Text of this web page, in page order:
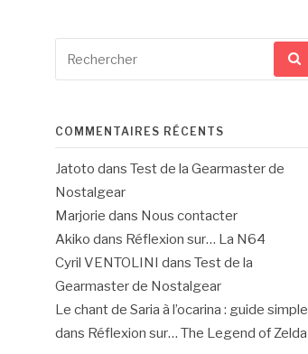
pour
COMMENTAIRES RÉCENTS
Jatoto dans Test de la Gearmaster de
Nostalgear
Marjorie dans Nous contacter
Akiko dans Réflexion sur… La N64
Cyril VENTOLINI dans Test de la
Gearmaster de Nostalgear
Le chant de Saria à l’ocarina : guide simple
dans Réflexion sur… The Legend of Zelda